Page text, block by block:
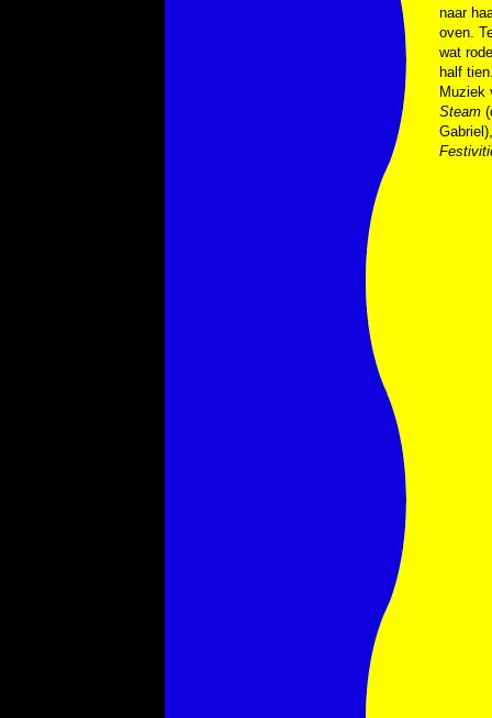
naar
oven.
wat
half
Muziek
Steam